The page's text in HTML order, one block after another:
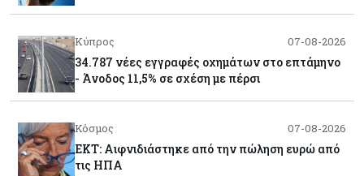
Κύπρος 07-08-2026
34.787 νέες εγγραφές οχημάτων στο επτάμηνο
- Άνοδος 11,5% σε σχέση με πέρσι
Κόσμος 07-08-2026
ΕΚΤ: Αιφνιδιάστηκε από την πώληση ευρώ από
τις ΗΠΑ